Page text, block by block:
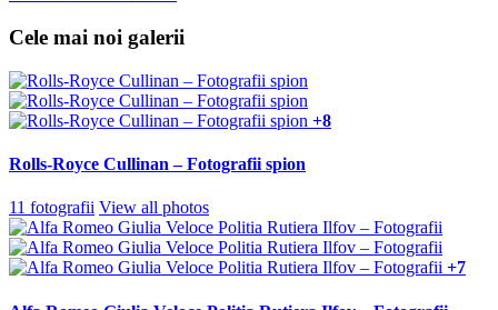
Cele mai noi galerii
+8
Rolls-Royce Cullinan – Fotografii spion
11 fotografii View all photos
+7